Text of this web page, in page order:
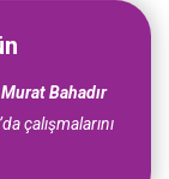
Murat Bahadır
çalışmalarını